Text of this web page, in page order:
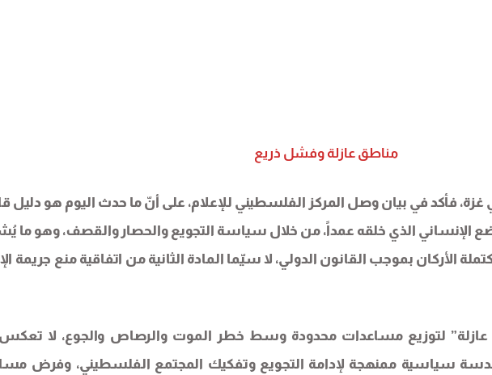
مناطق عازلة وفشل ذريع
غزة، فأكد في بيان وصل المركز الفلسطيني للإعلام، على أنّ ما حدث اليوم هو دليل
الإنساني الذي خلقه عمداً، من خلال سياسة التجويع والحصار والقصف، وهو ما
الأركان بموجب القانون الدولي، لا سيّما المادة الثانية من اتفاقية منع جريمة
عازلة” لتوزيع مساعدات محدودة وسط خطر الموت والرصاص والجوع، لا تعكس
سياسية ممنهجة لإدامة التجويع وتفكيك المجتمع الفلسطيني، وفرض